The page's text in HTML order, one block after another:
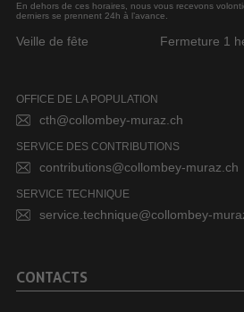
En dehors de ces horaires, nous vous recevons
derniers se prennent 24h à l’avance.
Veille de fête Fermeture 1
OFFICE DE LA POPULATION
cth@collombey-muraz.ch
SERVICE DES CONTRIBUTIONS
contributions@collombey-muraz.ch
SERVICE TECHNIQUE
service.technique@collombey-
CONTACTS